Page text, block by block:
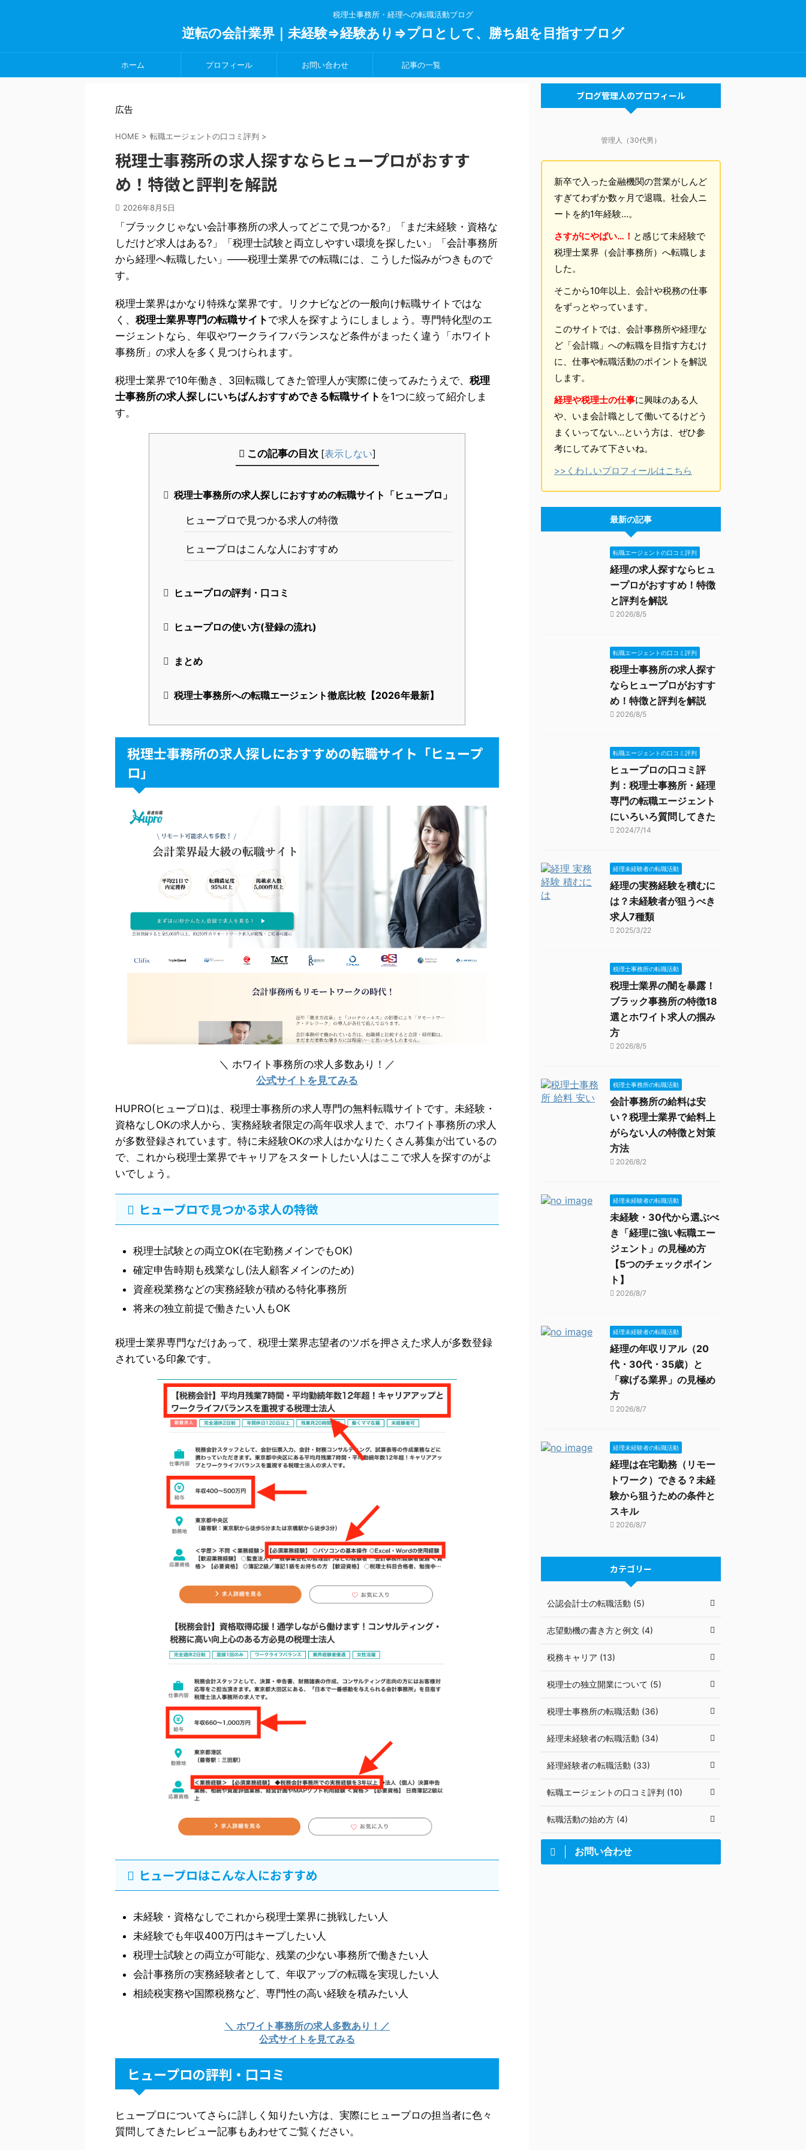
税理士事務所・経理への転職活動ブログ
逆転の会計業界｜未経験⇒経験あり⇒プロとして、勝ち組を目指すブログ
ホーム プロフィール お問い合わせ 記事の一覧
広告
HOME > 転職エージェントの口コミ評判 >
税理士事務所の求人探すならヒュープロがおすす
め！特徴と評判を解説
2026年8月5日
「ブラックじゃない会計事務所の求人ってどこで見つかる?」「まだ未経験・資格な
しだけど求人はある?」「税理士試験と両立しやすい環境を探したい」「会計事務所
から経理へ転職したい」——税理士業界での転職には、こうした悩みがつきもので
す。
税理士業界はかなり特殊な業界です。リクナビなどの一般向け転職サイトではな
く、 税理士業界専門の転職サイト で求人を探すようにしましょう。専門特化型のエ
ージェントなら、年収やワークライフバランスなど条件がまったく違う「ホワイト
事務所」の求人を多く見つけられます。
税理士業界で10年働き、3回転職してきた管理人が実際に使ってみたうえで、 税理
士事務所の求人探しにいちばんおすすめできる転職サイト を1つに絞って紹介しま
す。
この記事の目次 [表示しない]
税理士事務所の求人探しにおすすめの転職サイト「ヒュープロ」
ヒュープロで見つかる求人の特徴
ヒュープロはこんな人におすすめ
ヒュープロの評判・口コミ
ヒュープロの使い方(登録の流れ)
まとめ
税理士事務所への転職エージェント徹底比較【2026年最新】
税理士事務所の求人探しにおすすめの転職サイト「ヒュープ
ロ」
＼ ホワイト事務所の求人多数あり！／
公式サイトを見てみる
HUPRO(ヒュープロ)は、税理士事務所の求人専門の無料転職サイトです。未経験・
資格なしOKの求人から、実務経験者限定の高年収求人まで、ホワイト事務所の求人
が多数登録されています。特に未経験OKの求人はかなりたくさん募集が出ているの
で、これから税理士業界でキャリアをスタートしたい人はここで求人を探すのがよ
いでしょう。
ヒュープロで見つかる求人の特徴
税理士試験との両立OK(在宅勤務メインでもOK)
確定申告時期も残業なし(法人顧客メインのため)
資産税業務などの実務経験が積める特化事務所
将来の独立前提で働きたい人もOK
税理士業界専門なだけあって、税理士業界志望者のツボを押さえた求人が多数登録
されている印象です。
ヒュープロはこんな人におすすめ
未経験・資格なしでこれから税理士業界に挑戦したい人
未経験でも年収400万円はキープしたい人
税理士試験との両立が可能な、残業の少ない事務所で働きたい人
会計事務所の実務経験者として、年収アップの転職を実現したい人
相続税実務や国際税務など、専門性の高い経験を積みたい人
＼ ホワイト事務所の求人多数あり！／
公式サイトを見てみる
ヒュープロの評判・口コミ
ヒュープロについてさらに詳しく知りたい方は、実際にヒュープロの担当者に色々
質問してきたレビュー記事もあわせてご覧ください。
ブログ管理人のプロフィール
管理人（30代男）
新卒で入った金融機関の営業がしんど
すぎてわずか数ヶ月で退職。社会人ニ
ートを約1年経験…。
さすがにやばい…！ と感じて未経験で
税理士業界（会計事務所）へ転職しま
した。
そこから10年以上、会計や税務の仕事
をずっとやっています。
このサイトでは、会計事務所や経理な
ど「会計職」への転職を目指す方むけ
に、仕事や転職活動のポイントを解説
します。
経理や税理士の仕事に興味のある人
や、いま会計職として働いてるけどう
まくいってない…という方は、ぜひ参
考にしてみて下さいね。
>>くわしいプロフィールはこちら
最新の記事
転職エージェントの口コミ評判
経理の求人探すならヒュ
ープロがおすすめ！特徴
と評判を解説
2026/8/5
転職エージェントの口コミ評判
税理士事務所の求人探す
ならヒュープロがおすす
め！特徴と評判を解説
2026/8/5
転職エージェントの口コミ評判
ヒュープロの口コミ評
判：税理士事務所・経理
専門の転職エージェント
にいろいろ質問してきた
2024/7/14
経理未経験者の転職活動
経理の実務経験を積むに
は？未経験者が狙うべき
求人7種類
2025/3/22
税理士事務所の転職活動
税理士業界の闇を暴露！
ブラック事務所の特徴18
選とホワイト求人の掴み
方
2026/8/5
税理士事務所の転職活動
会計事務所の給料は安
い？税理士業界で給料上
がらない人の特徴と対策
方法
2026/8/2
経理未経験者の転職活動
未経験・30代から選ぶべ
き「経理に強い転職エー
ジェント」の見極め方
【5つのチェックポイン
ト】
2026/8/7
経理未経験者の転職活動
経理の年収リアル（20
代・30代・35歳）と
「稼げる業界」の見極め
方
2026/8/7
経理未経験者の転職活動
経理は在宅勤務（リモー
トワーク）できる？未経
験から狙うための条件と
スキル
2026/8/7
カテゴリー
公認会計士の転職活動 (5)
志望動機の書き方と例文 (4)
税務キャリア (13)
税理士の独立開業について (5)
税理士事務所の転職活動 (36)
経理未経験者の転職活動 (34)
経理経験者の転職活動 (33)
転職エージェントの口コミ評判 (10)
転職活動の始め方 (4)
お問い合わせ